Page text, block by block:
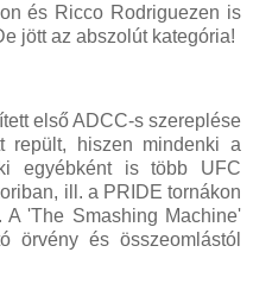
és Ricco Rodriguezen is
jött az abszolút kategória!
első ADCC-s szereplése
repült, hiszen mindenki a
egyébként is több UFC
ill. a PRIDE tornákon
'The Smashing Machine'
örvény és összeomlástól